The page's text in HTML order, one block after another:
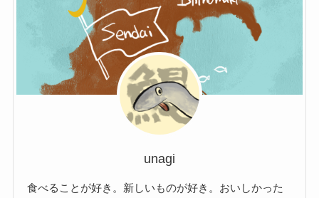
unagi
食べることが好き。新しいものが好き。おいしかった